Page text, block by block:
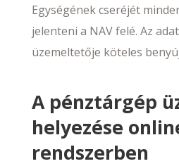
Egységének cseréjét
jelenteni a NAV felé. Az
üzemeltetője köteles
A pénztárgép
helyezése
rendszerben